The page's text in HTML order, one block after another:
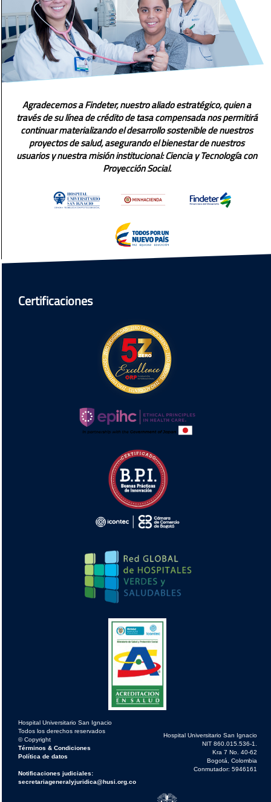
Agradecemos a Findeter, nuestro aliado estratégico, quien a
través de su línea de crédito de tasa compensada nos permitirá
continuar materializando el desarrollo sostenible de nuestros
proyectos de salud, asegurando el bienestar de nuestros
usuarios y nuestra misión institucional: Ciencia y Tecnología con
Proyección Social.
Certificaciones
Hospital Universitario San Ignacio
Todos los derechos reservados
© Copyright
Términos & Condiciones
Política de datos
Notificaciones judiciales:
secretariageneralyjuridica@husi.org.co
Hospital Universitario San Ignacio
NIT 860.015.536-1.
Kra 7 No. 40-62
Bogotá, Colombia
Conmutador: 5946161